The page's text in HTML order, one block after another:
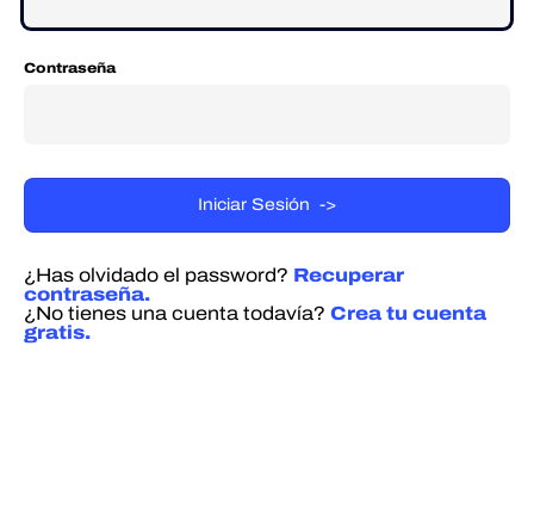
Contraseña
¿Has olvidado el password? Recuperar
contraseña.
¿No tienes una cuenta todavía? Crea tu cuenta
gratis.